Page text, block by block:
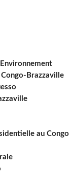
Brazzaville
au Congo